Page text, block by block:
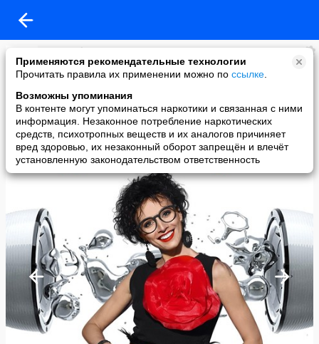
Применяются рекомендательные технологии
Прочитать правила их применении можно по ссылке
Возможны упоминания
В контенте могут упоминаться наркотики и связанная с ними
информация. Незаконное потребление наркотических
средств, психотропных веществ и их аналогов причиняет
вред здоровью, их незаконный оборот запрещён и влечёт
установленную законодательством ответственность
Europa Plus TV
added a photo
24 May в 10:31